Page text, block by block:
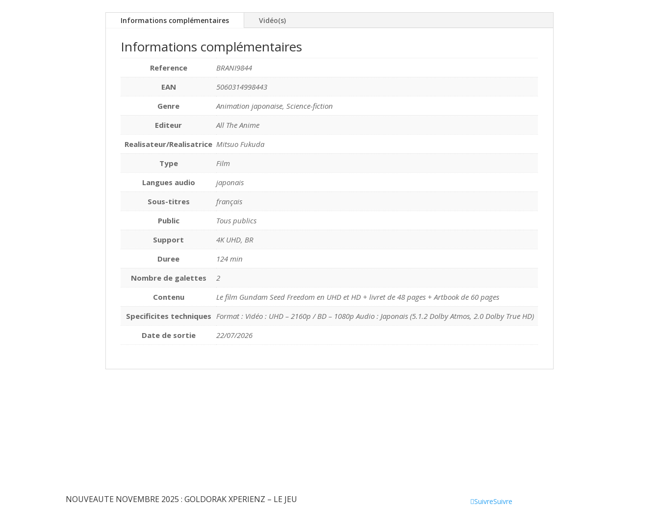
Informations complémentaires Vidéo(s)
Informations complémentaires
Reference
BRANI9844
EAN
5060314998443
Genre
Animation japonaise, Science-fiction
Editeur
All The Anime
Realisateur/Realisatrice Mitsuo Fukuda
Type
Film
Langues audio
japonais
Sous-titres
français
Public
Tous publics
Support
4K UHD, BR
Duree
124 min
Nombre de galettes
2
Contenu
Le film Gundam Seed Freedom en UHD et HD + livret de 48 pages + Artbook de 60 pages
Specificites techniques Format : Vidéo : UHD – 2160p / BD – 1080p Audio : Japonais (5.1.2 Dolby Atmos, 2.0 Dolby True HD)
Date de sortie
22/07/2026
NOUVEAUTE NOVEMBRE 2025 : GOLDORAK XPERIENZ – LE JEU
SuivreSuivre